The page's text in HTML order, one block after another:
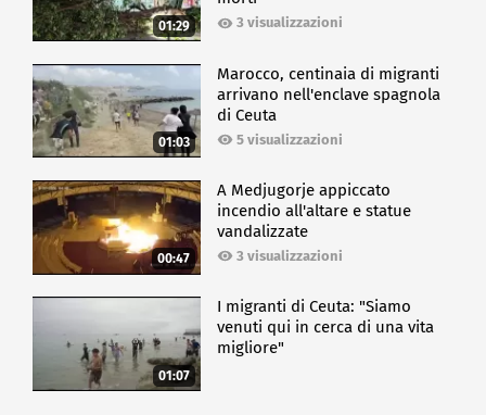
01:29 3 visualizzazioni
01:03
Marocco, centinaia di migranti
arrivano nell'enclave spagnola
di Ceuta
5 visualizzazioni
00:47
A Medjugorje appiccato
incendio all'altare e statue
vandalizzate
3 visualizzazioni
01:07
I migranti di Ceuta: "Siamo
venuti qui in cerca di una vita
migliore"